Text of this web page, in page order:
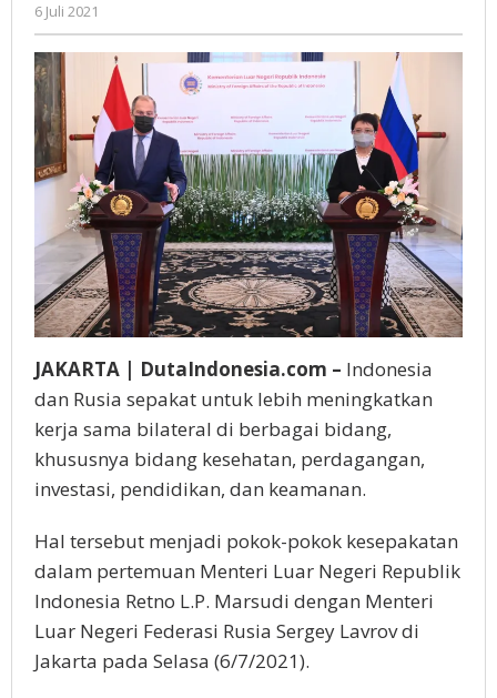
Sama
Bilateral
6 Juli 2021
Gatot
Susanto
JAKARTA | DutaIndonesia.com – Indonesia
dan Rusia sepakat untuk lebih meningkatkan
kerja sama bilateral di berbagai bidang,
khususnya bidang kesehatan, perdagangan,
investasi, pendidikan, dan keamanan.
Hal tersebut menjadi pokok-pokok kesepakatan
dalam pertemuan Menteri Luar Negeri Republik
Indonesia Retno L.P. Marsudi dengan Menteri
Luar Negeri Federasi Rusia Sergey Lavrov di
Jakarta pada Selasa (6/7/2021).